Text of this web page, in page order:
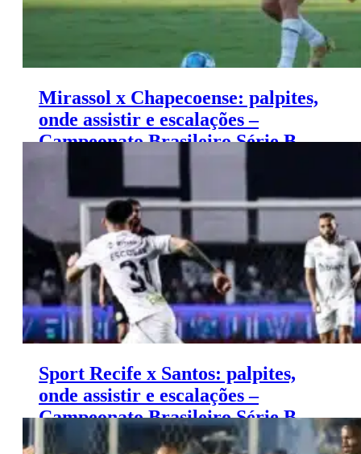
Mirassol x Chapecoense: palpites,
onde assistir e escalações –
Campeonato Brasileiro Série B
Sport Recife x Santos: palpites,
onde assistir e escalações –
Campeonato Brasileiro Série B
(24/11)